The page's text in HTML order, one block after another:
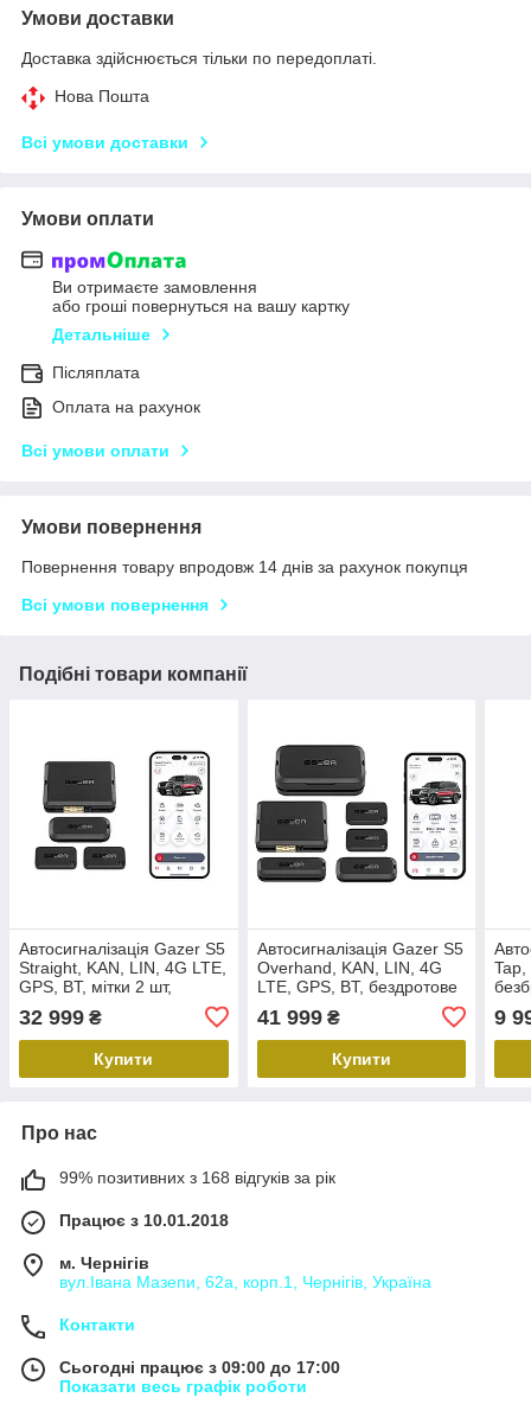
Умови доставки
Доставка здійснюється тільки по передоплаті.
Нова Пошта
Всі умови доставки
Умови оплати
Ви отримаєте замовлення
або гроші повернуться на вашу картку
Детальніше
Післяплата
Оплата на рахунок
Всі умови оплати
Умови повернення
Повернення товару впродовж 14 днів за рахунок покупця
Всі умови повернення
Подібні товари компанії
Автосигналізація Gazer S5
Straight, KAN, LIN, 4G LTE,
GPS, BT, мітки 2 шт,
32 999 ₴
Купити
Автосигналізація Gazer S5
Overhand, KAN, LIN, 4G
LTE, GPS, BT, бездротове
запуску, мітки авторизації
41 999₴
Купити
Tap,
9
Про нас
99% позитивних з 168 відгуків за рік
Працює з 10.01.2018
м. Чернігів
вул.Івана Мазепи, 62а, корп.1, Чернігів, Україна
Контакти
Сьогодні працює з 09:00 до 17:00
Показати весь графік роботи